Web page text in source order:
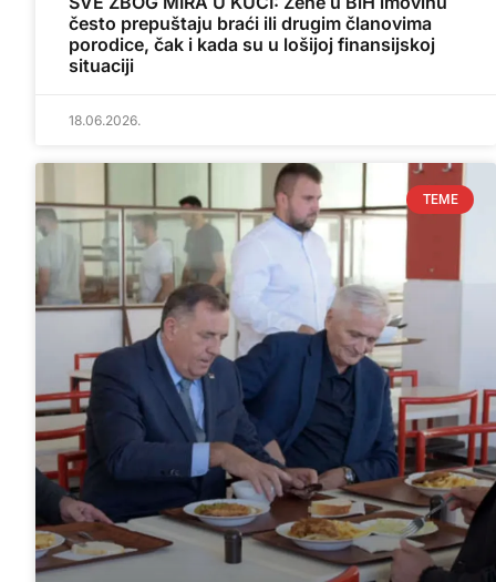
često prepuštaju braći ili drugim članovima
porodice, čak i kada su u lošijoj finansijskoj
situaciji
18.06.2026.
TEME